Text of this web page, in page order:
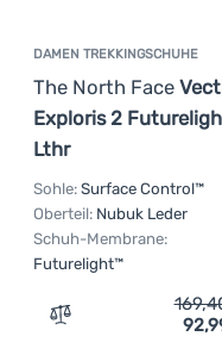
DAMEN TREKKINGSCHUHE
The North Face
Exploris 2
Lthr
Sohle: Surface Control™
Oberteil: Nubuk Leder
Schuh-Membrane:
Futurelight™
Zum Vergleich